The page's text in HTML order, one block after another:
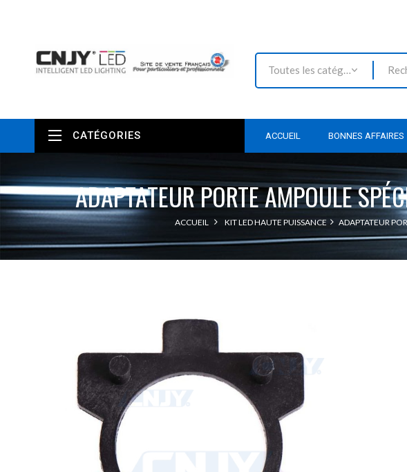
Toutes les catégories
ACCUEIL BONNES AFFAIRES
CATÉGORIES
ADAPTATEUR PORTE AMPOULE
ACCUEIL KIT LED HAUTE PUISSANCE ADAPTATEUR